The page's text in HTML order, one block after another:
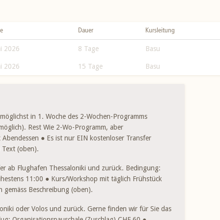
Hatha Yoga (je 2:30h)
(je 1:30h)
à je € 30; Griechische Kreistänze € 5 pro Abend;
Optionale Leistungen nur bei Verfügbarkeit bzw.
vor Ort.
Meersichtzimmer Haupthaus: GR-Klimataxe, € 21 pro
eines Nebenhauses: Benützung Swimmingpool € 5
jedoch weniger Programmtage mit 7 x Früstück, 5
den Teilnehmer/innen mit 2-Wochen-Aufenthalt
Thessaloniki, der zweite Transfer muss vor Ort bezahlt
Dauer Kursleitung
2026 8 Tage Basu
2026 15 Tage Basu
in 1. Woche des 2-Wochen-Programms
Rest Wie 2-Wo-Programm, aber
● Es ist nur EIN kostenloser Transfer
Text (oben).
ab Flughafen Thessaloniki und zurück. Bedingung:
11:00 ● Kurs/Workshop mit täglich Frühstück
gemäss Beschreibung (oben).
oder Volos und zurück. Gerne finden wir für Sie das